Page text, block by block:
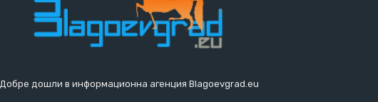
Добре дошли в информационна агенция Blagoevgrad.eu